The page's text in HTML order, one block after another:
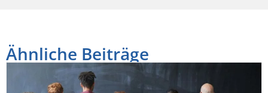
Ähnliche Beiträge